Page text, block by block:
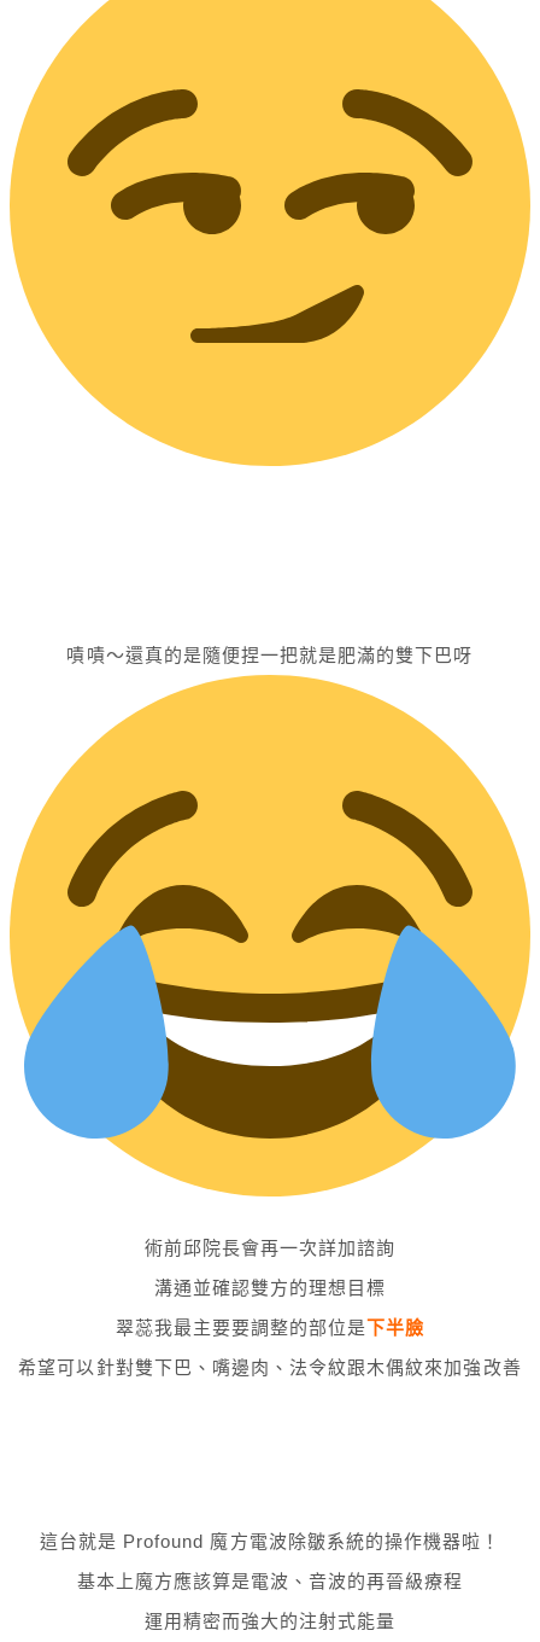
嘖嘖～還真的是隨便捏一把就是肥滿的雙下巴呀
術前邱院長會再一次詳加諮詢
溝通並確認雙方的理想目標
翠蕊我最主要要調整的部位是下半臉
希望可以針對雙下巴、嘴邊肉、法令紋跟木偶紋來加強改善
這台就是 Profound 魔方電波除皺系統的操作機器啦！
基本上魔方應該算是電波、音波的再晉級療程
運用精密而強大的注射式能量